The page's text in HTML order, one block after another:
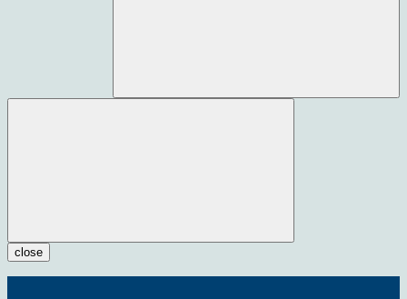
close